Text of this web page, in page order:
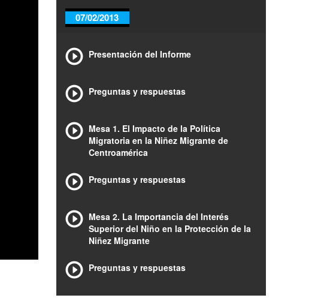
07/02/2013
Presentación del Informe
Preguntas y respuestas
Mesa 1. El Impacto de la Política
Migratoria en la Niñez Migrante de
Centroamérica
Preguntas y respuestas
Mesa 2. La Importancia del Interés
Superior del Niño en la Protección de la
Niñez Migrante
Preguntas y respuestas